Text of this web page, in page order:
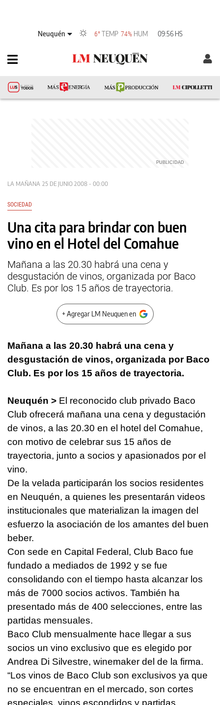
Neuquén 6° TEMP 74% HUM 09:56 HS
LA MAÑANA 25 DE JUNIO 2008 - 00:00
SOCIEDAD
Una cita para brindar con buen
vino en el Hotel del Comahue
Mañana a las 20.30 habrá una cena y
desgustación de vinos, organizada por Baco
Club. Es por los 15 años de trayectoria.
+ Agregar LM Neuquen en
Mañana a las 20.30 habrá una cena y
desgustación de vinos, organizada por Baco
Club. Es por los 15 años de trayectoria.
Neuquén > El reconocido club privado Baco
Club ofrecerá mañana una cena y degustación
de vinos, a las 20.30 en el hotel del Comahue,
con motivo de celebrar sus 15 años de
trayectoria, junto a socios y apasionados por el
vino.
De la velada participarán los socios residentes
en Neuquén, a quienes les presentarán videos
institucionales que materializan la imagen del
esfuerzo la asociación de los amantes del buen
beber.
Con sede en Capital Federal, Club Baco fue
fundado a mediados de 1992 y se fue
consolidando con el tiempo hasta alcanzar los
más de 7000 socios activos. También ha
presentado más de 400 selecciones, entre las
partidas mensuales.
Baco Club mensualmente hace llegar a sus
socios un vino exclusivo que es elegido por
Andrea Di Silvestre, winemaker del de la firma.
“Los vinos de Baco Club son exclusivos ya que
no se encuentran en el mercado, son cortes
especiales, vinos escondidos y partidas